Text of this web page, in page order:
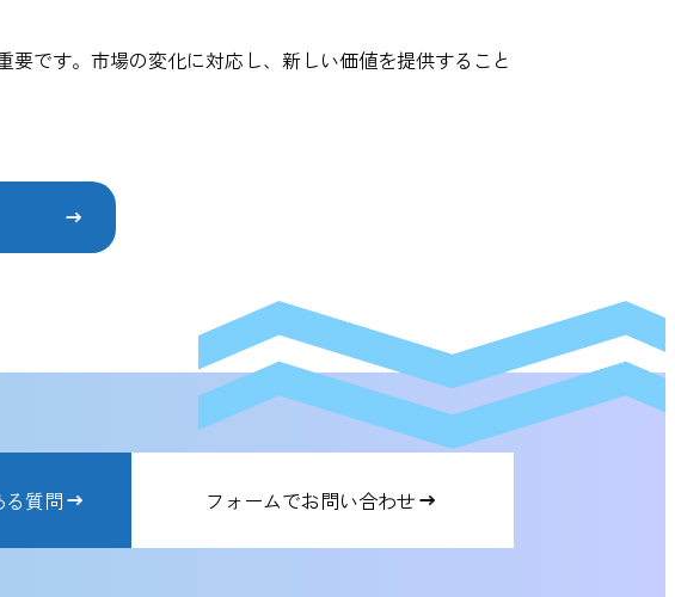
です。市場の変化に対応し、新しい価値を提供すること
る質問 フォームでお問い合わせ